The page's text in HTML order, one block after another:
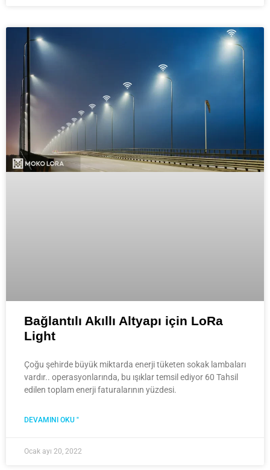
Bağlantılı Akıllı Altyapı için LoRa
Light
Çoğu şehirde büyük miktarda enerji tüketen sokak lambaları
vardır.. operasyonlarında, bu ışıklar temsil ediyor 60 Tahsil
edilen toplam enerji faturalarının yüzdesi.
DEVAMINI OKU "
Ocak ayı 20, 2022